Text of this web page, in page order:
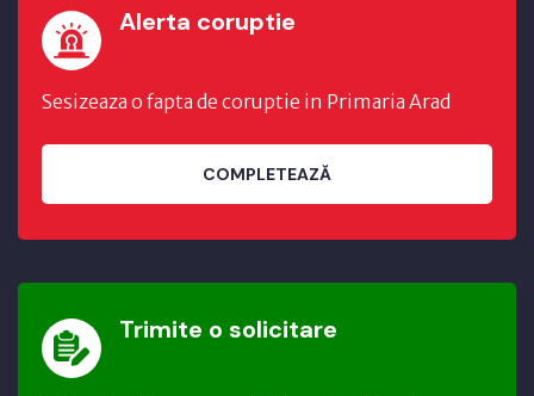
Alerta coruptie
Sesizeaza o fapta de coruptie in Primaria Arad
COMPLETEAZĂ
Trimite o solicitare